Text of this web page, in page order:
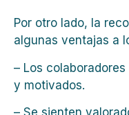
Por otro lado, la
algunas ventajas a
– Los
y motivados.